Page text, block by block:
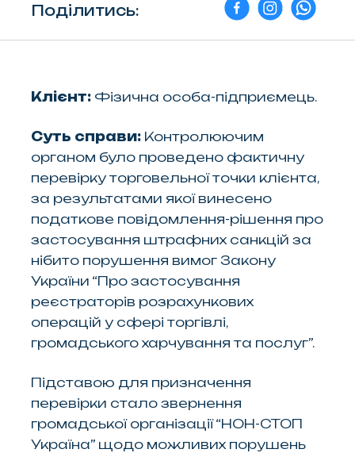
Поділитись:
Клієнт: Фізична особа-підприємець.
Суть справи: Контролюючим
органом було проведено фактичну
перевірку торговельної точки клієнта,
за результатами якої винесено
податкове повідомлення-рішення про
застосування штрафних санкцій за
нібито порушення вимог Закону
України “Про застосування
реєстраторів розрахункових
операцій у сфері торгівлі,
громадського харчування та послуг”.
Підставою для призначення
перевірки стало звернення
громадської організації “НОН-СТОП
Україна” щодо можливих порушень